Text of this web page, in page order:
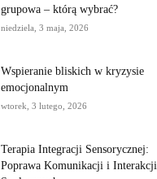
grupowa – którą wybrać?
niedziela, 3 maja, 2026
Wspieranie bliskich w kryzysie
emocjonalnym
wtorek, 3 lutego, 2026
Terapia Integracji Sensorycznej:
Poprawa Komunikacji i Interakcji